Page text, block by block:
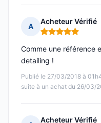
A
Acheteur Vérifié
Note : 5 sur 5
Publié le 27/03/2018 à
suite à un achat du 26/03/
Comme une référence
detailing !
Acheteur Vérifié